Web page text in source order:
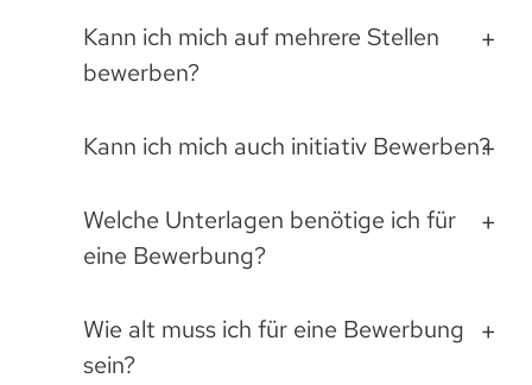
Kann ich mich auf mehrere Stellen
bewerben?
Kann ich mich auch initiativ Bewerben?
Welche Unterlagen benötige ich für
eine Bewerbung?
Wie alt muss ich für eine Bewerbung
sein?